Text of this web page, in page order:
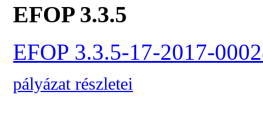
EFOP 3.3.5
EFOP 3.3.5-17-2017-
pályázat részletei